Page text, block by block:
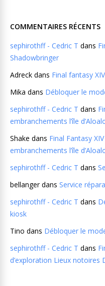
COMMENTAIRES RÉCENTS
sephirothff - Cedric T dans
Shadowbringer
Adreck dans Final fantasy
Mika dans Débloquer le
sephirothff - Cedric T dans
embranchements l’île
Shake dans Final Fantasy
embranchements l’île
sephirothff - Cedric T dans
bellangerdans Service
sephirothff - Cedric T dans
kiosk
Tino dans Débloquer le
sephirothff - Cedric T dans
d’exploration Lieux notoires